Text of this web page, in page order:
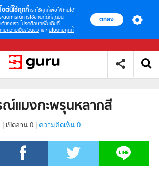
ซต์นี้ใช้คุกกี้ เราใช้คุกกี้เพื่อให้ท่านได้
ะสบการณ์การใช้งานที่ดีที่สุดบน
ต์ของเรา โปรดศึกษาเพิ่มเติมที่
ายความเป็นส่วนตัว และ นโยบายคุกกี้
ตกลง
แมงกะพรุนหลากสี
เปิดอ่าน 0 ความคิดเห็น 0